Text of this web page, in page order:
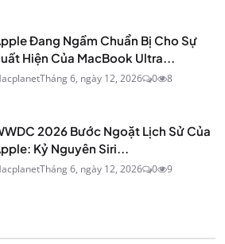
Đang Ngầm Chuẩn Bị Cho Sự
Hiện Của MacBook Ultra...
Tháng 6, ngày 12, 2026 0 8
2026 Bước Ngoặt Lịch Sử Của
Kỷ Nguyên Siri...
Tháng 6, ngày 12, 2026 0 9